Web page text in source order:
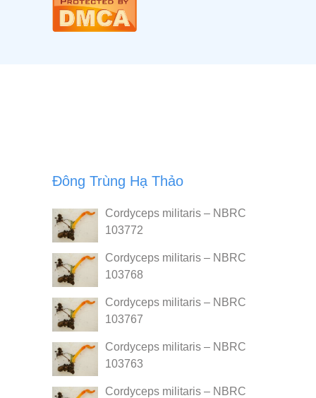
Đông Trùng Hạ Thảo
Cordyceps militaris – NBRC
103772
Cordyceps militaris – NBRC
103768
Cordyceps militaris – NBRC
103767
Cordyceps militaris – NBRC
103763
Cordyceps militaris – NBRC